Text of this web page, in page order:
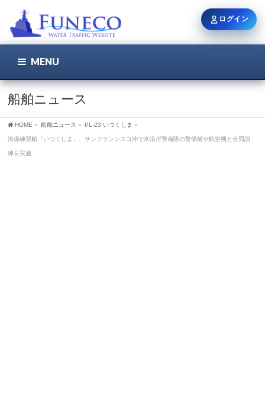
MENU
船舶ニュース
HOME » 船舶ニュース » PL-23 いつくしま »
海保練習船「いつくしま」、サンフランシスコ沖で米沿岸警備隊の警備艇や航空機と合同訓
練を実施
ログイン
ユーザー名 / メール